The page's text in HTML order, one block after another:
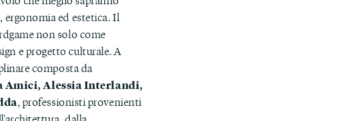
ed estetica. Il
non solo come
e progetto culturale. A
composta da
Amici, Alessia Interlandi,
, professionisti provenienti